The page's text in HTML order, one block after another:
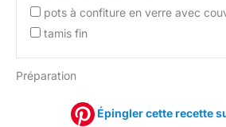
pots à confiture en verre avec
tamis fin
Préparation
Épingler cette recette